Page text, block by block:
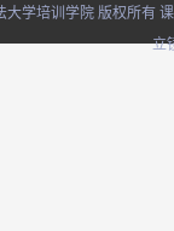
学培训学院 版权所有
立